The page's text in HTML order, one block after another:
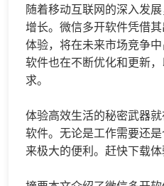
随着移动互联网的深入发
增长。微信多开软件凭借
体验，将在未来市场竞争
软件也在不断优化和更新
求。
体验高效生活的秘密武器
软件。无论是工作需要还
来极大的便利。赶快下载体